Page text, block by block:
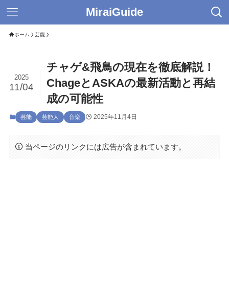
MiraiGuide
ホーム 芸能
チャゲ&飛鳥の現在を徹底解説！
ChageとASKAの最新活動と再結
成の可能性
2025
11/04
芸能 芸能人 音楽 2025年11月4日
当ページのリンクには広告が含まれています。